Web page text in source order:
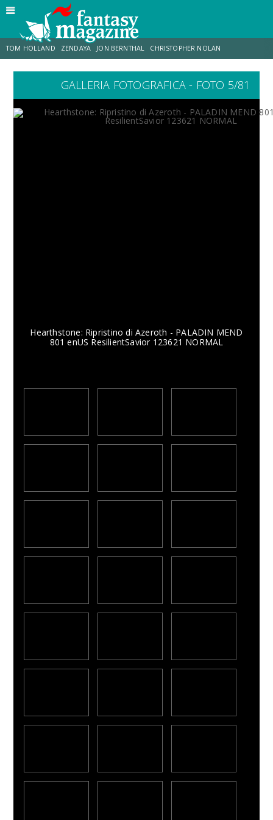
TOM HOLLAND ZENDAYA JON BERNTHAL CHRISTOPHER NOLAN
LUCCA COMICS & GAMES ODISSEA TRAMELL TILLMAN
GALLERIA FOTOGRAFICA - FOTO 5/81
Hearthstone: Ripristino di Azeroth - PALADIN MEND
801 enUS ResilientSavior 123621 NORMAL